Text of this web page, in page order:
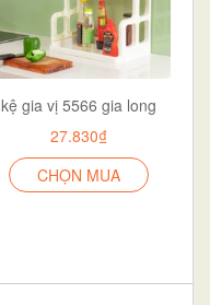
kệ gia vị 5566 gia long
27.830₫
CHỌN MUA